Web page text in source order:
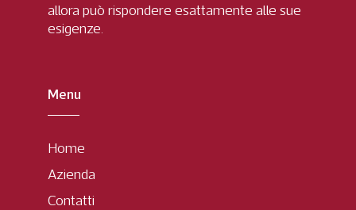
allora può rispondere esattamente alle sue
esigenze.
Menu
Home
Azienda
Contatti